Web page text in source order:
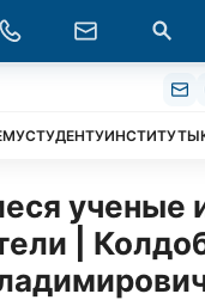
СТУДЕНТУИНСТИТУТЫ
ученые
|